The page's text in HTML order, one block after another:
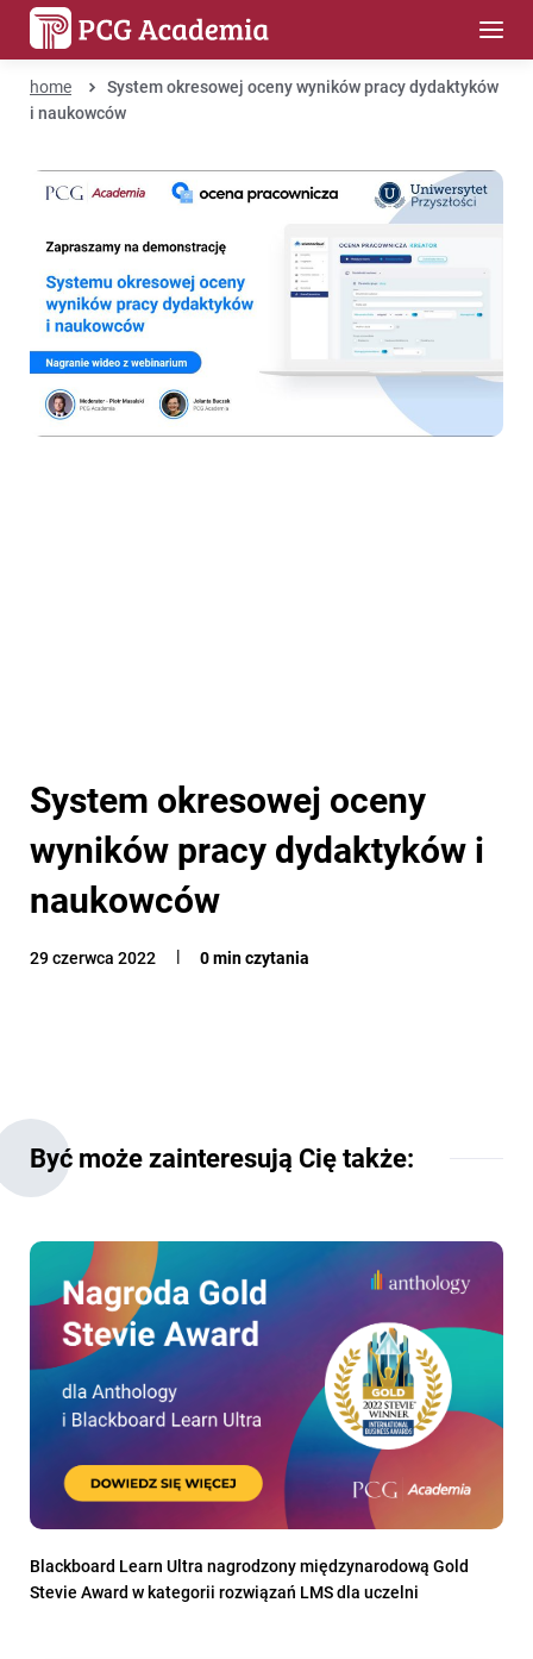
home
System okresowej oceny wyników pracy dydaktyków
i naukowców
System okresowej oceny
wyników pracy dydaktyków i
naukowców
29 czerwca 2022 0 min czytania
Być może zainteresują Cię także:
Blackboard Learn Ultra nagrodzony międzynarodową Gold
Stevie Award w kategorii rozwiązań LMS dla uczelni